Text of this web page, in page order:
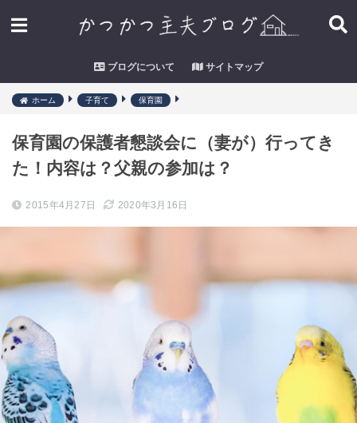
ブログについて サイトマップ
ホーム 子育て 保育園
保育園の保護者懇談会に（妻が）行ってき
た！内容は？父親の参加は？
2015年4月27日 2020年3月16日